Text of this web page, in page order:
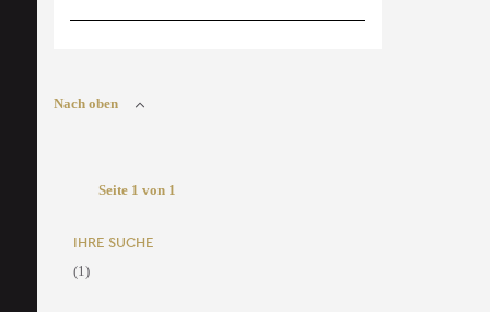
Nach oben
Seite 1 von 1
IHRE SUCHE
(1)